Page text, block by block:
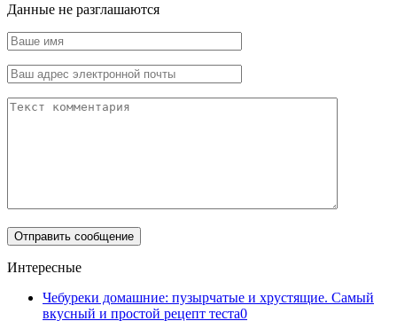
Данные не разглашаются
Интересные
Чебуреки домашние: пузырчатые и хрустящие. Самый
вкусный и простой рецепт теста0